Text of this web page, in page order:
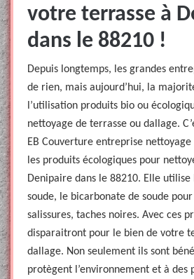
votre terrasse à
dans le 88210 !
Depuis longtemps, les grandes
de rien, mais aujourd’hui, la
l’utilisation produits bio ou
nettoyage de terrasse ou dallage.
EB Couverture entreprise
les produits écologiques pour
Denipaire dans le 88210. Elle utilise
soude, le bicarbonate de soude
salissures, taches noires. Avec ces
disparaitront pour le bien de votre
dallage. Non seulement ils sont
protègent l’environnement et à des